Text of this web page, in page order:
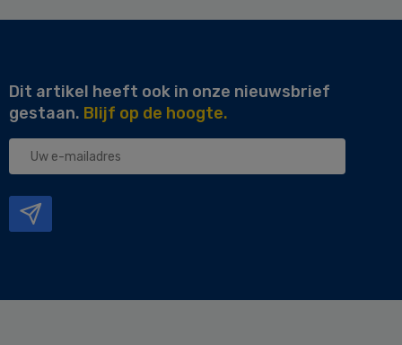
Dit artikel heeft ook in onze nieuwsbrief
gestaan. Blijf op de hoogte.
Uw